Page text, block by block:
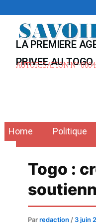
contenu
LA PREMIERE
PRIVEE AU TOGO
AUTORISATION N°
Home Politique
Togo :
Parredaction / 3 juin